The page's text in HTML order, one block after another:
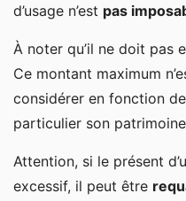
d’usage n’est pas
À noter qu’il ne doit pas
Ce montant maximum
considérer en fonction
particulier son
Attention, si le présent
excessif, il peut être